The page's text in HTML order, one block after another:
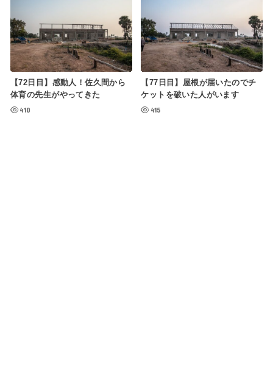
【72日目】感動人！佐久間から
体育の先生がやってきた
410
【77日目】屋根が届いたのでチ
ケットを破いた人がいます
415